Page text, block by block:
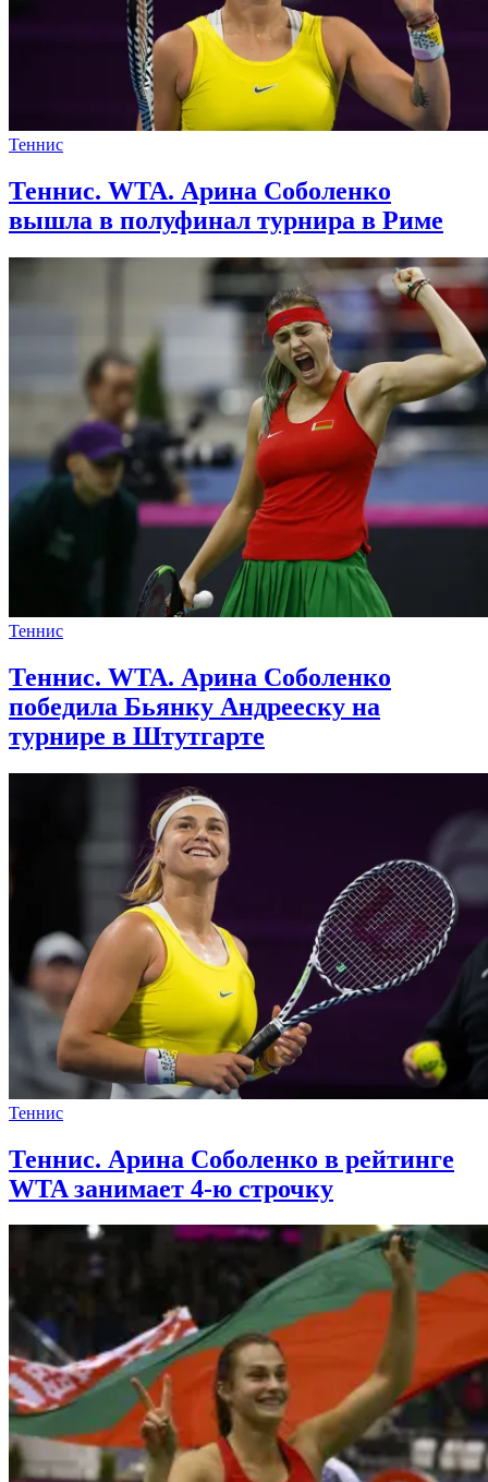
Теннис
Теннис. WTA. Арина Соболенко
вышла в полуфинал турнира в Риме
Теннис
Теннис. WTA. Арина Соболенко
победила Бьянку Андрееску на
турнире в Штутгарте
Теннис
Теннис. Арина Соболенко в рейтинге
WTA занимает 4-ю строчку